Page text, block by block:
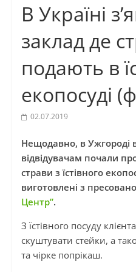
В Україні
заклад де
подають в
екопосуді
02.07.2019
Нещодавно, в Ужгороді
відвідувачам почали
страви з їстівного
виготовлені з
Центр”.
З їстівного посуду
скуштувати стейки, а
та чірке попрікаш.